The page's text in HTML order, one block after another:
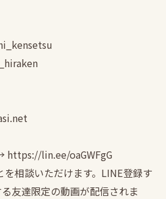
lin.ee/oaGWFgG
相談いただけます。LINE登録す
友達限定の動画が配信されま